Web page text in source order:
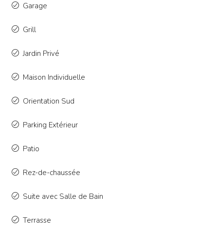
Garage
Grill
Jardin Privé
Maison Individuelle
Orientation Sud
Parking Extérieur
Patio
Rez-de-chaussée
Suite avec Salle de Bain
Terrasse